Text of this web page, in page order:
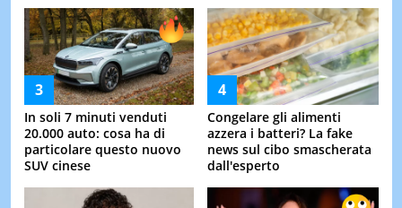
In soli 7 minuti venduti
20.000 auto: cosa ha di
particolare questo nuovo
SUV cinese
Congelare gli alimenti
azzera i batteri? La fake
news sul cibo smascherata
dall'esperto